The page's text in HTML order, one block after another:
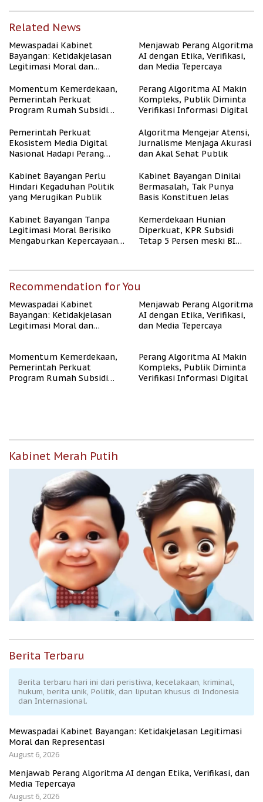
Related News
Mewaspadai Kabinet
Bayangan: Ketidakjelasan
Legitimasi Moral dan
Menjawab Perang Algoritma
AI dengan Etika, Verifikasi,
dan Media Tepercaya
Momentum Kemerdekaan,
Pemerintah Perkuat
Program Rumah Subsidi
Berpenghasilan Rendah
Perang Algoritma AI Makin
Kompleks, Publik Diminta
Verifikasi Informasi Digital
Pemerintah Perkuat
Ekosistem Media Digital
Nasional Hadapi Perang
Algoritma Mengejar Atensi,
Jurnalisme Menjaga Akurasi
dan Akal Sehat Publik
Kabinet Bayangan Perlu
Hindari Kegaduhan Politik
yang Merugikan Publik
Kabinet Bayangan Dinilai
Bermasalah, Tak Punya
Basis Konstituen Jelas
Kabinet Bayangan Tanpa
Legitimasi Moral Berisiko
Mengaburkan Kepercayaan
Kemerdekaan Hunian
Diperkuat, KPR Subsidi
Tetap 5 Persen meski BI
Recommendation for You
Mewaspadai Kabinet
Bayangan: Ketidakjelasan
Legitimasi Moral dan
Menjawab Perang Algoritma
AI dengan Etika, Verifikasi,
dan Media Tepercaya
Momentum Kemerdekaan,
Pemerintah Perkuat
Program Rumah Subsidi
Perang Algoritma AI Makin
Kompleks, Publik Diminta
Verifikasi Informasi Digital
Kabinet Merah Putih
Berita Terbaru
Berita terbaru hari ini dari peristiwa, kecelakaan, kriminal,
hukum, berita unik, Politik, dan liputan khusus di Indonesia
dan Internasional.
Mewaspadai Kabinet Bayangan: Ketidakjelasan Legitimasi
Moral dan Representasi
August 6, 2026
Menjawab Perang Algoritma AI dengan Etika, Verifikasi, dan
Media Tepercaya
August 6, 2026